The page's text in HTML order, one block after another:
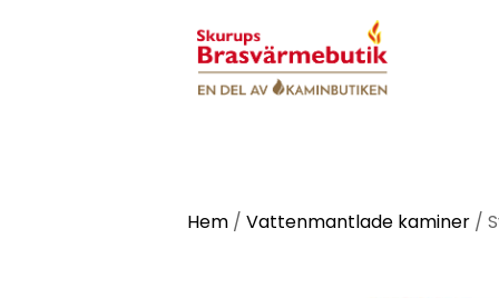
Hem / Vattenmantlade kaminer /